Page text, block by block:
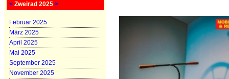
< Zweirad 2025 >
Februar 2025
März 2025
April 2025
Mai 2025
September 2025
November 2025